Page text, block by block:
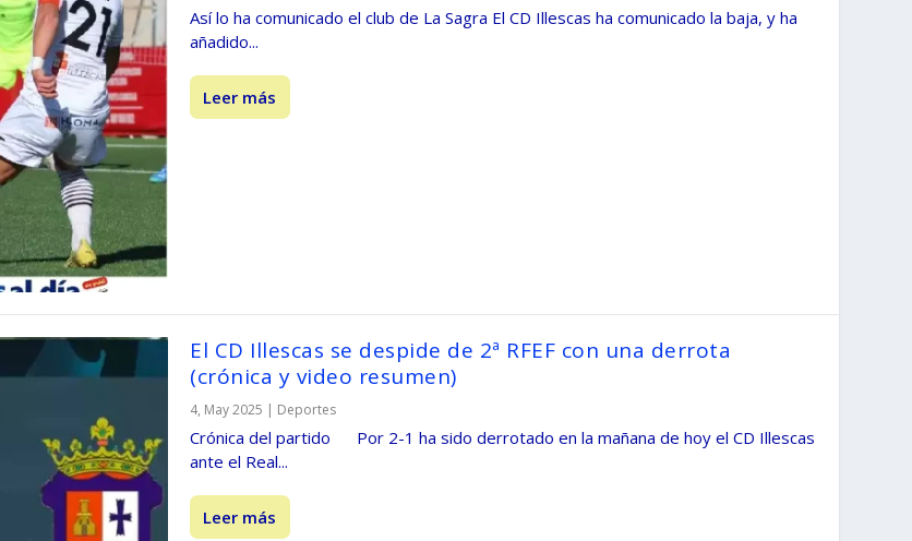
Así lo ha comunicado el club de La Sagra El CD Illescas ha comunicado la baja, y ha
añadido...
Leer más
El CD Illescas se despide de 2ª RFEF con una derrota
(crónica y video resumen)
4, May 2025 | Deportes
Crónica del partido Por 2-1 ha sido derrotado en la mañana de hoy el CD Illescas
ante el Real...
Leer más